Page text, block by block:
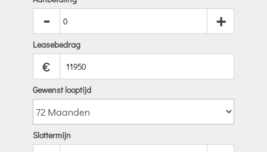
- +
Leasebedrag
€
Gewenst looptijd
Slottermijn